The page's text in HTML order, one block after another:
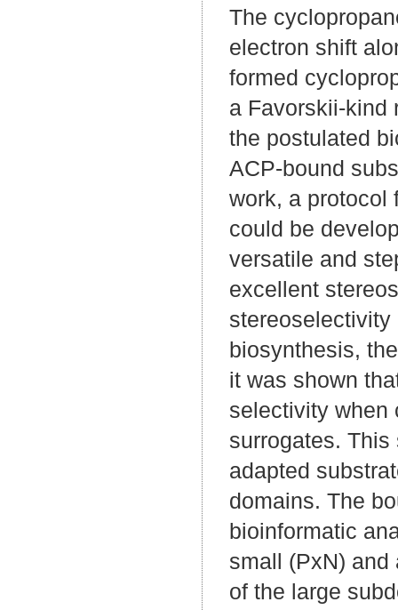
The
electron shift
formed
a Favorskii-kind
the postulated
ACP-bound
work, a protocol
could be
versatile and
excellent
biosynthesis,
it was shown
selectivity when
surrogates.
adapted
domains. The
bioinformatic
small (PxN) and
of the large